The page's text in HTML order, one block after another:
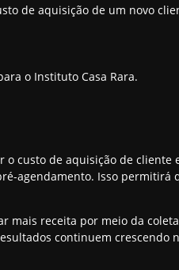
de aquisição de um novo
o Instituto Casa Rara.
custo de aquisição de cliente
agendamento. Isso permitirá
mais receita por meio da
continuem crescendo